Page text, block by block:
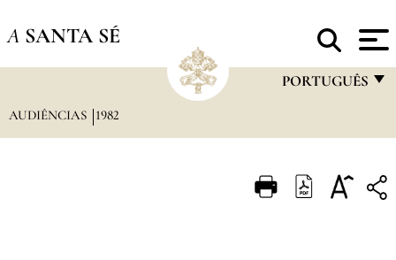
A SANTA SÉ
PORTUGUÊS
ITALIANO
AUDIÊNCIAS 1982